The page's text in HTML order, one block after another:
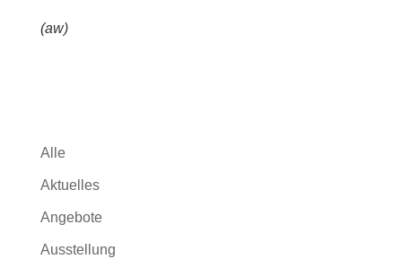
(aw)
Alle
Aktuelles
Angebote
Ausstellung